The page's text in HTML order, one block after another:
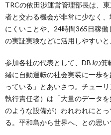
TRCの依田渉運営管理部長は、
者と交わる機会が非常に少なく
にくいことや、24時間365日稼
の実証実験などに活用しやすいと
参加各社の代表として、DBJの
緒に自動運転の社会実装に一歩
っている」とあいさつ。チュー
執行責任者）は「大量のデータ
のような設備が）われわれにと
る。平和島から世界へ、との思